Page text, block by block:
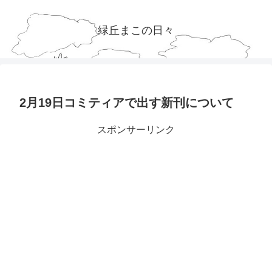
緑丘まこの日々
2月19日コミティアで出す新刊について
スポンサーリンク